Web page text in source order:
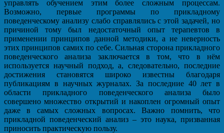
управлять обучением этим более сложным процессам.
Возможно, первые программы по прикладному
поведенческому анализу слабо справлялись с этой задачей, но
причиной тому был недостаточный опыт терапевтов в
применении принципов данной методики, а не неверность
этих принципов самих по себе. Сильная сторона прикладного
поведенческого анализа заключается в том, что в нём
используется научный подход, а, следовательно, последние
достижения становятся широко известны благодаря
публикациям в научных журналах. За последние 40 лет в
области прикладного поведенческого анализа было
совершено множество открытий и накоплен огромный опыт
даже в самых сложных вопросах. Важно помнить, что
прикладной поведенческий анализ – это наука, призванная
приносить практическую пользу.